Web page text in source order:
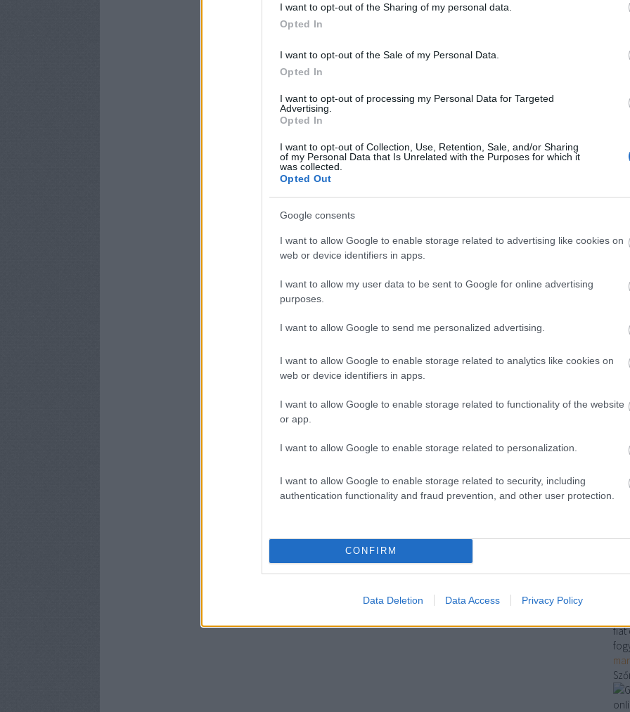
I want to opt-out of the Sharing of my personal data.
Opted In
I want to opt-out of the Sale of my Personal Data.
Opted In
I want to opt-out of processing my Personal Data for Targeted
Advertising.
Opted In
I want to opt-out of Collection, Use, Retention, Sale, and/or Sharing
of my Personal Data that Is Unrelated with the Purposes for which it
was collected.
Opted Out
Google consents
I want to allow Google to enable storage related to advertising like cookies on
web or device identifiers in apps.
I want to allow my user data to be sent to Google for online advertising
purposes.
I want to allow Google to send me personalized advertising.
I want to allow Google to enable storage related to analytics like cookies on
web or device identifiers in apps.
I want to allow Google to enable storage related to functionality of the website
or app.
I want to allow Google to enable storage related to personalization.
I want to allow Google to enable storage related to security, including
authentication functionality and fraud prevention, and other user protection.
CONFIRM
Data Deletion Data Access Privacy Policy
fiat